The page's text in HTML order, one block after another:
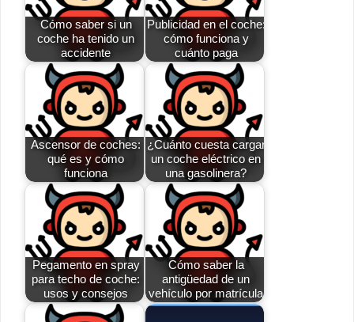
Cómo saber si un
coche ha tenido un
accidente
Publicidad en el coche:
cómo funciona y
cuánto paga
Ascensor de coches:
qué es y cómo
funciona
¿Cuánto cuesta cargar
un coche eléctrico en
una gasolinera?
Pegamento en spray
para techo de coche:
usos y consejos
Cómo saber la
antigüedad de un
vehículo por matrícula